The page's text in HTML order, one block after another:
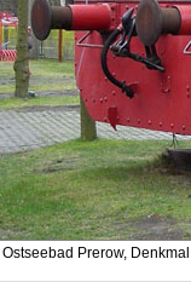
Prerow, Denkmal